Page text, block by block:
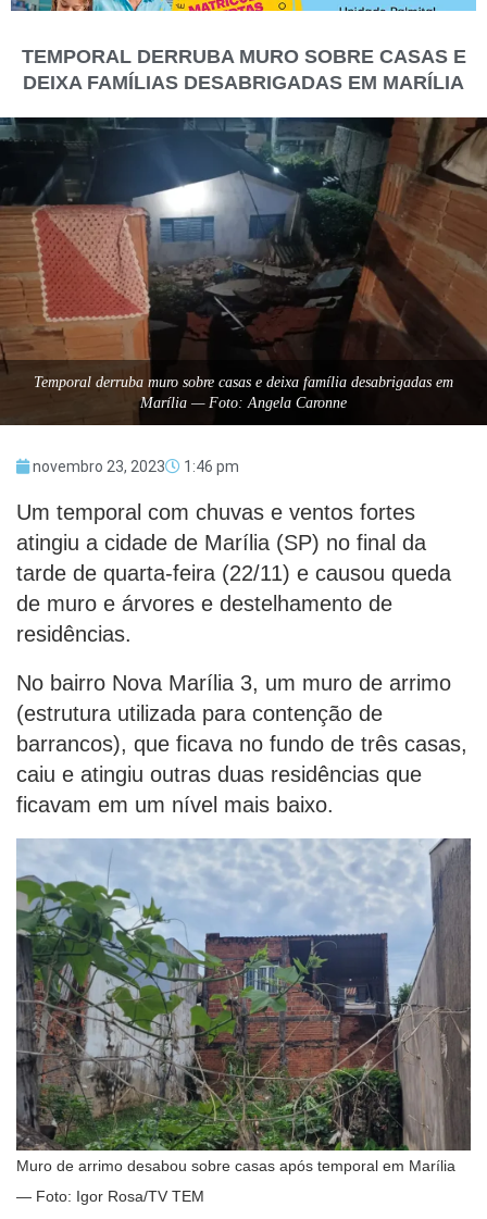
TEMPORAL DERRUBA MURO SOBRE CASAS E
DEIXA FAMÍLIAS DESABRIGADAS EM MARÍLIA
Temporal derruba muro sobre casas e deixa família desabrigadas em
Marília — Foto: Angela Caronne
novembro 23, 2023 1:46 pm
Um temporal com chuvas e ventos fortes
atingiu a cidade de Marília (SP) no final da
tarde de quarta-feira (22/11) e causou queda
de muro e árvores e destelhamento de
residências.
No bairro Nova Marília 3, um muro de arrimo
(estrutura utilizada para contenção de
barrancos), que ficava no fundo de três casas,
caiu e atingiu outras duas residências que
ficavam em um nível mais baixo.
Muro de arrimo desabou sobre casas após temporal em Marília
— Foto: Igor Rosa/TV TEM